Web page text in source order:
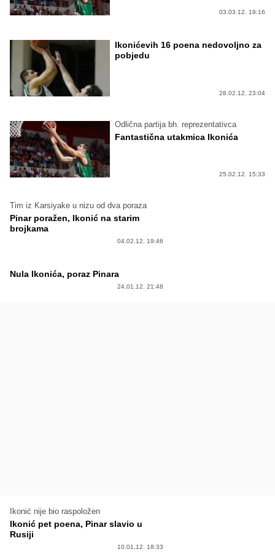
03.03.12. 19:16
Ikonićevih 16 poena nedovoljno za
pobjedu
28.02.12. 23:04
Odlična partija bh. reprezentativca
Fantastična utakmica Ikonića
25.02.12. 15:33
Tim iz Karsiyake u nizu od dva poraza
Pinar poražen, Ikonić na starim
brojkama
04.02.12. 19:46
Nula Ikonića, poraz Pinara
24.01.12. 21:48
Ikonić nije bio raspoložen
Ikonić pet poena, Pinar slavio u
Rusiji
10.01.12. 18:33